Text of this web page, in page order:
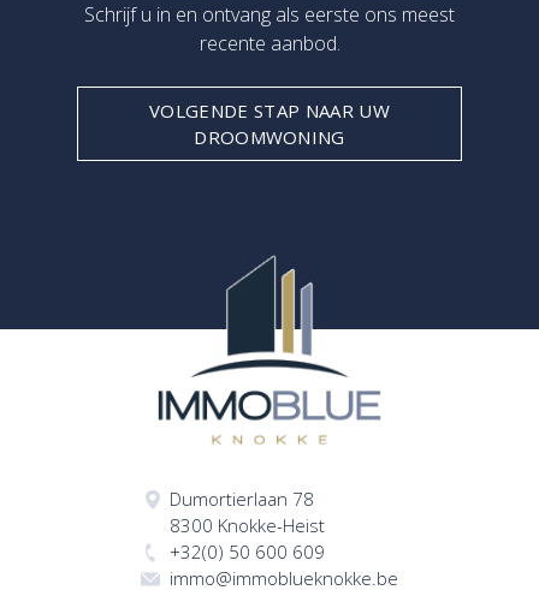
Schrijf u in en ontvang als eerste ons meest
recente aanbod.
VOLGENDE STAP NAAR UW
DROOMWONING
Dumortierlaan 78
8300 Knokke-Heist
+32(0) 50 600 609
immo@immoblueknokke.be